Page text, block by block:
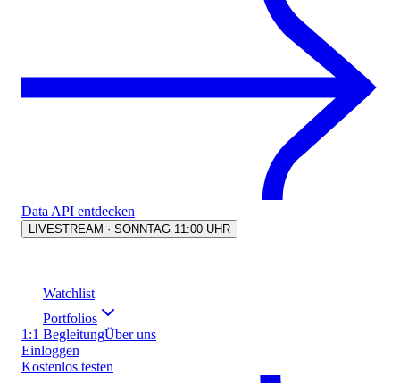
Data API entdecken
LIVESTREAM · SONNTAG 11:00 UHR
Watchlist
Portfolios
1:1 BegleitungÜber uns
Einloggen
Kostenlos testen